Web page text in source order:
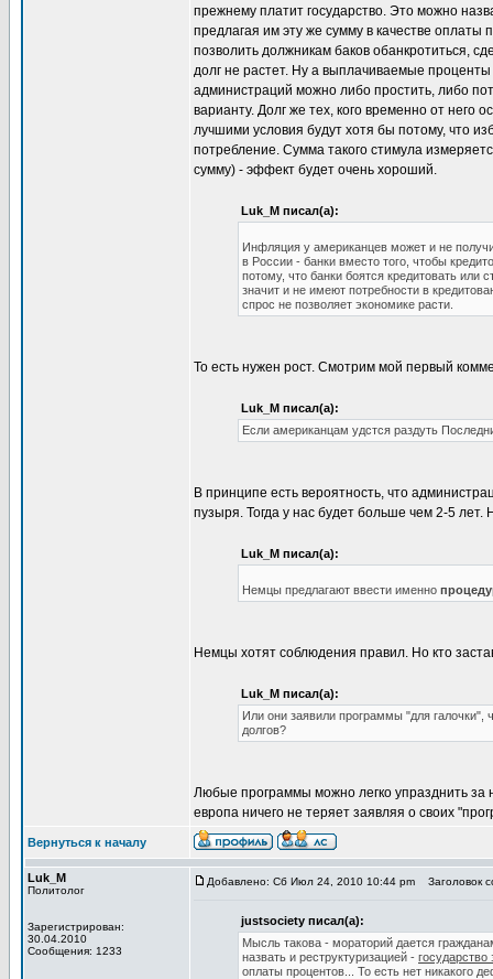
прежнему платит государство. Это можно
предлагая им эту же сумму в качестве
позволить должникам баков обанкротиться,
долг не растет. Ну а выплачиваемые
администраций можно либо простить, либо
варианту. Долг же тех, кого временно от него
лучшими условия будут хотя бы потому, что
потребление. Сумма такого стимула
сумму) - эффект будет очень хороший.
Luk_M писал(а):
Инфляция у американцев может и не
в России - банки вместо того, чтобы
потому, что банки боятся кредитовать или
значит и не имеют потребности в
спрос не позволяет экономике расти.
То есть нужен рост. Смотрим мой первый
Luk_M писал(а):
Если американцам удстся раздуть
В принципе есть вероятность, что
пузыря. Тогда у нас будет больше чем 2-5
Luk_M писал(а):
Немцы предлагают ввести именно
Немцы хотят соблюдения правил. Но кто
Luk_M писал(а):
Или они заявили программы "для галочки",
долгов?
Любые программы можно легко упразднить за
европа ничего не теряет заявляя о своих
Вернуться к началу
Luk_M
Политолог
Зарегистрирован:
30.04.2010
Сообщения: 1233
Добавлено: Сб Июл 24, 2010 10:44 pm Заголовок
justsociety писал(а):
Мысль такова - мораторий дается
назвать и реструктуризацией -
оплаты процентов... То есть нет никакого